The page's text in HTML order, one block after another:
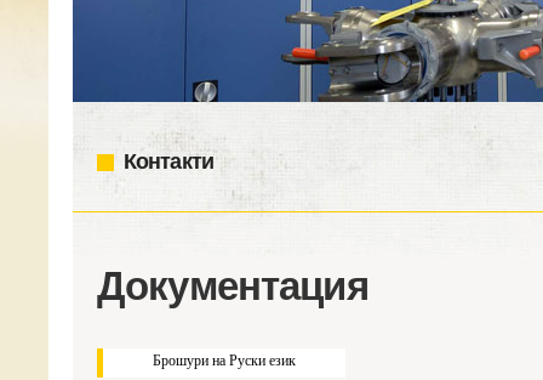
Контакти
Документация
Брошури на Руски език